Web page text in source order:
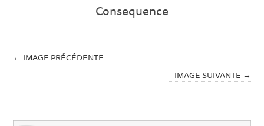
Consequence
← IMAGE PRÉCÉDENTE
IMAGE SUIVANTE →